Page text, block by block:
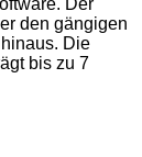
Der
den gängigen
Die
bis zu 7